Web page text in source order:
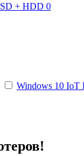
+ HDD 0
Windows 10 IoT